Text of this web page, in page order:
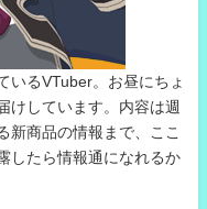
いるVTuber。お昼にちょ
けしています。内容は週
新商品の情報まで、ここ
したら情報通になれるか